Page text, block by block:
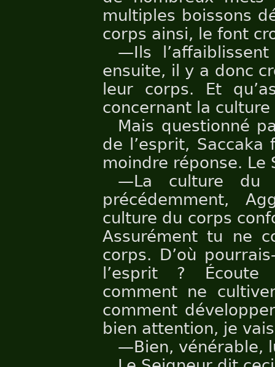
multiples boissons
corps ainsi, le font
—Ils
ensuite, il y a donc
leur corps. Et
concernant la culture
Mais questionné
de l’esprit,
moindre réponse.
—La culture du
précédemment,
culture du corps
Assurément tu ne
corps. D’où
l’esprit ? Écoute
comment ne
comment
bien attention, je
—Bien, vénérable,